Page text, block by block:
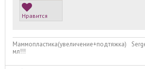
Нравится
Маммопластика(увеличение+подтяжка)
мл!!!